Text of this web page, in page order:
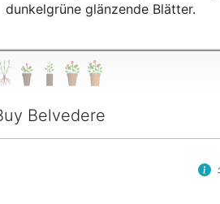
dunkelgrüne glänzende Blätter.
Belvedere